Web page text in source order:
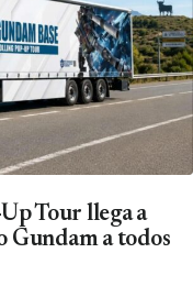
Tour llega a
Gundam a todos